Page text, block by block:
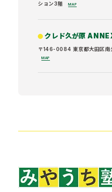
ション3階
MAP
クレド久が原
〒146-0084 東京都大田区
MAP